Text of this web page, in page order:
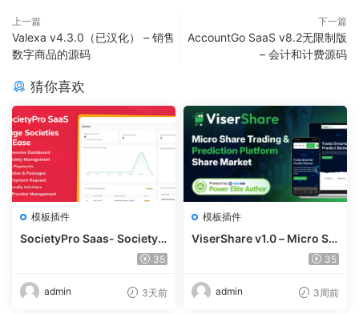
上一篇
Valexa v4.3.0（已汉化） – 销售
数字商品的源码
下一篇
AccountGo SaaS v8.2无限制版
– 会计和计费源码
猜你喜欢
模板插件
SocietyPro Saas- Society
Management Software v1.35
admin 3天前
模板插件
ViserShare v1.0 – Micro Sh
are Trading And Prediction
35
admin 3周前